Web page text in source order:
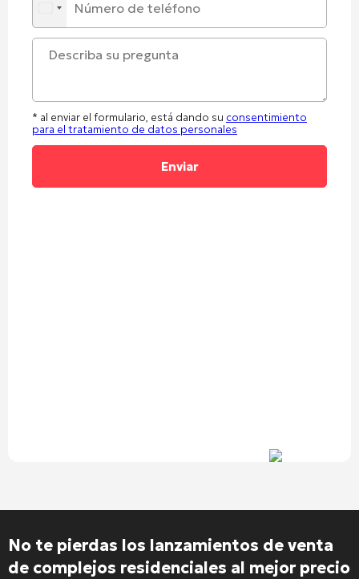
* al enviar el formulario, está dando su consentimiento
para el tratamiento de datos personales
No te pierdas los lanzamientos de venta
de complejos residenciales al mejor precio